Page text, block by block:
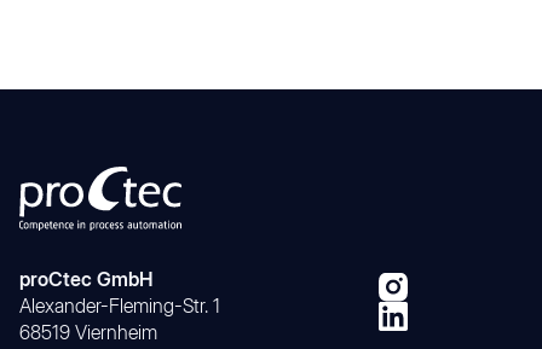
proCtec GmbH
Alexander-Fleming-Str. 1
68519 Viernheim